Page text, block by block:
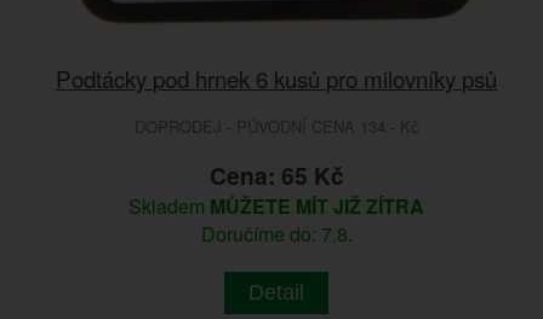
Podtácky pod hrnek 6 kusů pro milovníky psů
DOPRODEJ - PŮVODNÍ CENA 134.- Kč
Cena: 65 Kč
Skladem MŮŽETE MÍT JIŽ ZÍTRA
Doručíme do: 7.8.
Detail